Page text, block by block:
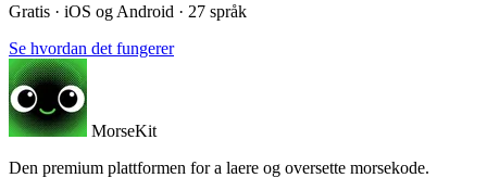
Gratis · iOS og Android · 27 språk
Se hvordan det fungerer
MorseKit
Den premium plattformen for a laere og oversette morsekode.